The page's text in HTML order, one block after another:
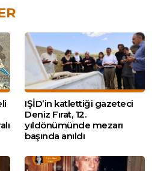
IŞİD’in katlettiği gazeteci
Deniz Fırat, 12.
yıldönümünde mezarı
başında anıldı